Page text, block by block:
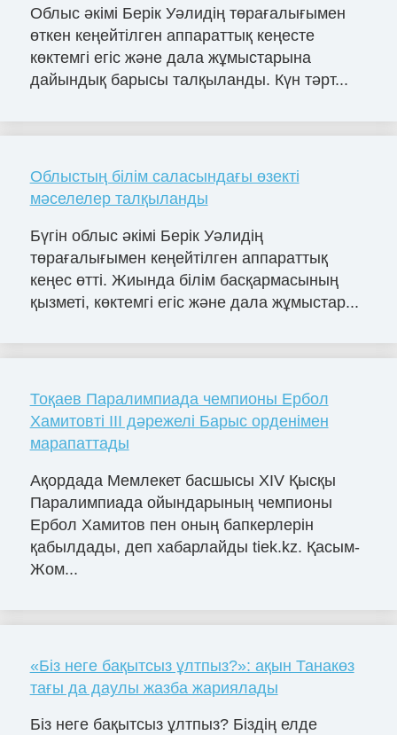
Облыс әкімі Берік Уәлидің төрағалығымен
өткен кеңейтілген аппараттық кеңесте
көктемгі егіс және дала жұмыстарына
дайындық барысы талқыланды. Күн тәрт...
Облыстың білім саласындағы өзекті
мәселелер талқыланды
Бүгін облыс әкімі Берік Уәлидің
төрағалығымен кеңейтілген аппараттық
кеңес өтті. Жиында білім басқармасының
қызметі, көктемгі егіс және дала жұмыстар...
Тоқаев Паралимпиада чемпионы Ербол
Хамитовті III дәрежелі Барыс орденімен
марапаттады
Ақордада Мемлекет басшысы ХІV Қысқы
Паралимпиада ойындарының чемпионы
Ербол Хамитов пен оның бапкерлерін
қабылдады, деп хабарлайды tiek.kz. Қасым-
Жом...
«Біз неге бақытсыз ұлтпыз?»: ақын Танакөз
тағы да даулы жазба жариялады
Біз неге бақытсыз ұлтпыз? Біздің елде